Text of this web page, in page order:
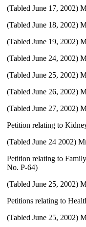
(Tabled June 17, 2002)
(Tabled June 18, 2002)
(Tabled June 19, 2002)
(Tabled June 24, 2002)
(Tabled June 25, 2002)
(Tabled June 26, 2002)
(Tabled June 27, 2002)
Petition relating to
(Tabled June 24 2002)
Petition relating to
No. P-64)
(Tabled June 25, 2002)
Petitions relating to
(Tabled June 25, 2002)